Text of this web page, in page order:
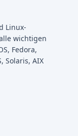
Linux-
wichtigen
Fedora,
Solaris, AIX